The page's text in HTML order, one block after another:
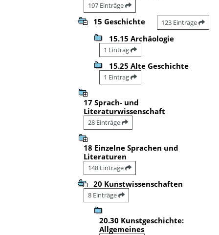
197 Einträge
15 Geschichte 123 Einträge
15.15 Archäologie
1 Eintrag
15.25 Alte Geschichte
1 Eintrag
17 Sprach- und
Literaturwissenschaft
28 Einträge
18 Einzelne Sprachen und
Literaturen
148 Einträge
20 Kunstwissenschaften
8 Einträge
20.30 Kunstgeschichte:
Allgemeines